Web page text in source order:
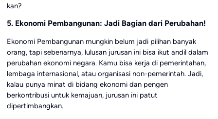
kan?
5. Ekonomi Pembangunan: Jadi Bagian dari Perubahan!
Ekonomi Pembangunan mungkin belum jadi pilihan banyak
orang, tapi sebenarnya, lulusan jurusan ini bisa ikut andil dalam
perubahan ekonomi negara. Kamu bisa kerja di pemerintahan,
lembaga internasional, atau organisasi non-pemerintah. Jadi,
kalau punya minat di bidang ekonomi dan pengen
berkontribusi untuk kemajuan, jurusan ini patut
dipertimbangkan.